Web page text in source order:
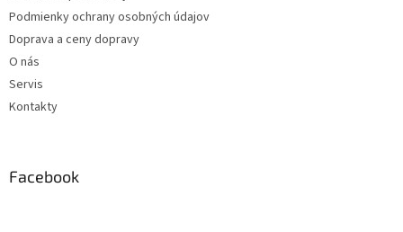
Podmienky ochrany osobných údajov
Doprava a ceny dopravy
O nás
Servis
Kontakty
Facebook